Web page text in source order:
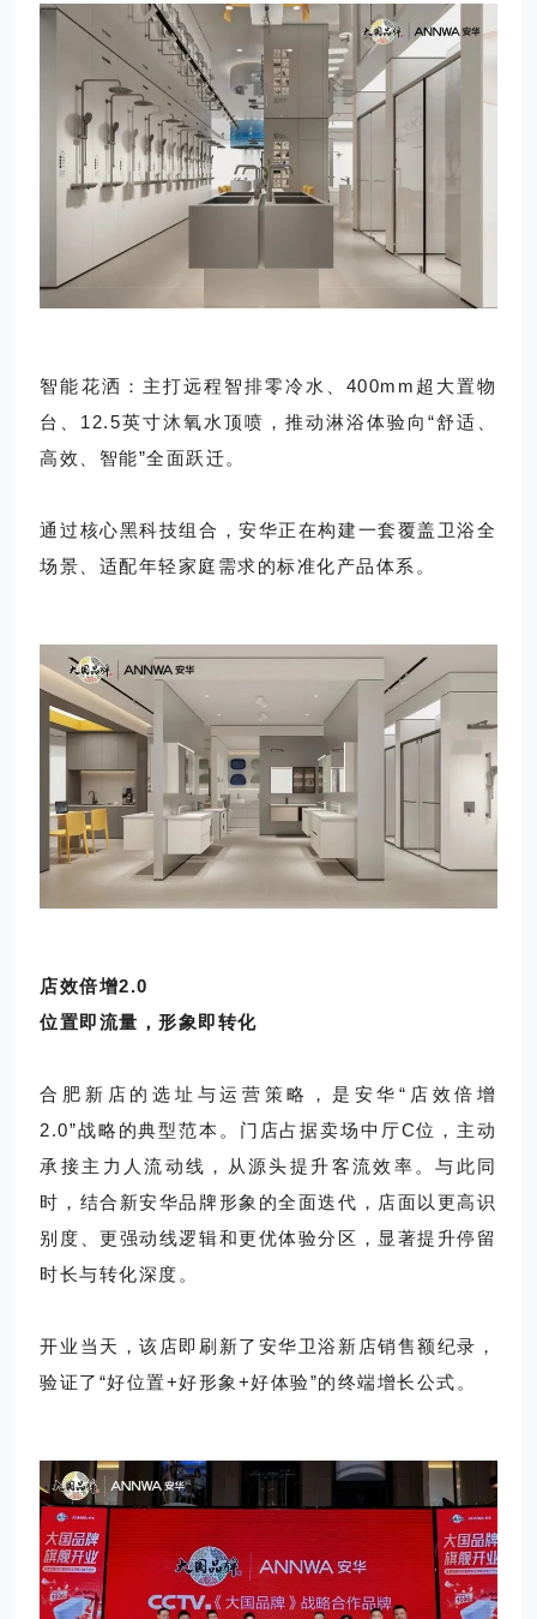
智能花洒：主打远程智排零冷水、400mm超大置物
台、12.5英寸沐氧水顶喷，推动淋浴体验向“舒适、
高效、智能”全面跃迁。
通过核心黑科技组合，安华正在构建一套覆盖卫浴全
场景、适配年轻家庭需求的标准化产品体系。
店效倍增2.0
位置即流量，形象即转化
合肥新店的选址与运营策略，是安华“店效倍增
2.0”战略的典型范本。门店占据卖场中厅C位，主动
承接主力人流动线，从源头提升客流效率。与此同
时，结合新安华品牌形象的全面迭代，店面以更高识
别度、更强动线逻辑和更优体验分区，显著提升停留
时长与转化深度。
开业当天，该店即刷新了安华卫浴新店销售额纪录，
验证了“好位置+好形象+好体验”的终端增长公式。